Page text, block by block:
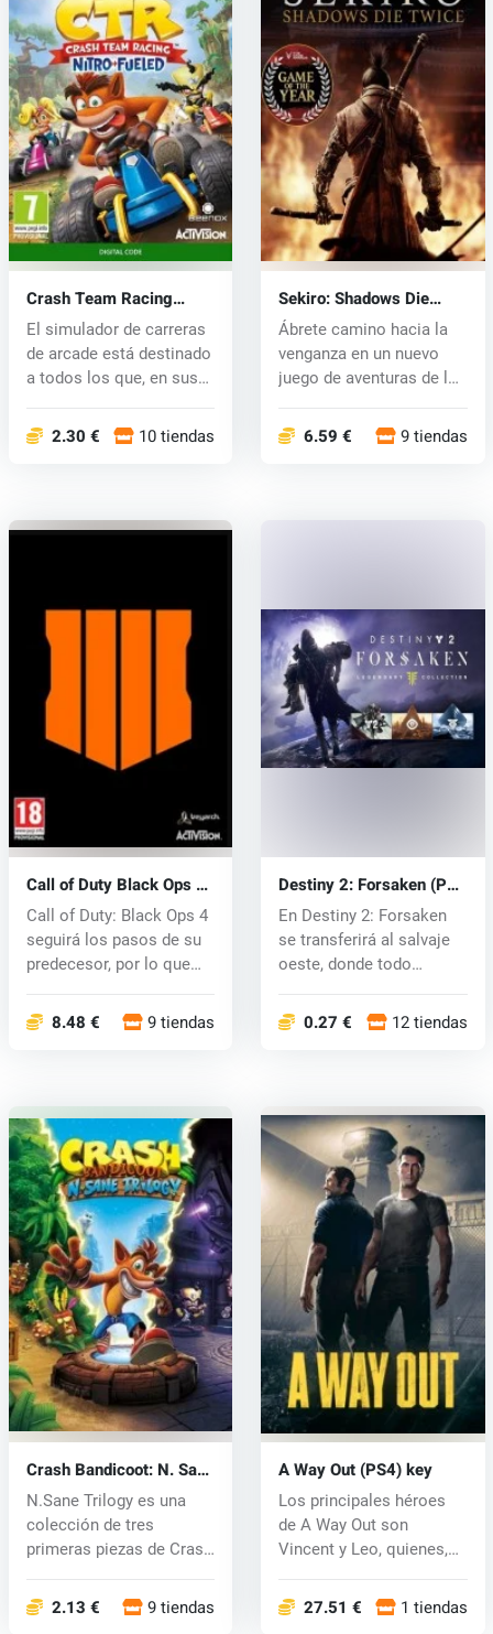
Crash Team Racing
Nitro-Fueled (Xbox One)
key
El simulador de carreras
de arcade está destinado
a todos los que, en sus
2.30 € 10 tiendas
Sekiro: Shadows Die
Twice (Xbox One) key
Ábrete camino hacia la
venganza en un nuevo
juego de aventuras de los
6.59 € 9 tiendas
Call of Duty Black Ops 4
(PC) CD key
Call of Duty: Black Ops 4
seguirá los pasos de su
predecesor, por lo que
8.48 € 9 tiendas
Destiny 2: Forsaken (PC)
CD key
En Destiny 2: Forsaken
se transferirá al salvaje
oeste, donde todo
0.27 € 12 tiendas
Crash Bandicoot: N. Sane
Trilogy (Xbox One) key
N.Sane Trilogy es una
colección de tres
primeras piezas de Crash
2.13 € 9 tiendas
A Way Out (PS4) key
Los principales héroes
de A Way Out son
Vincent y Leo, quienes,
27.51 € 1 tiendas